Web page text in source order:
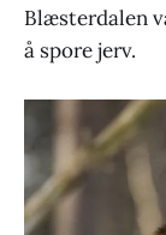
Blæsterdalen
å spore jerv.